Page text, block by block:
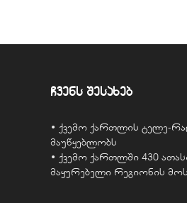
ჩვენს შესახებ
• ქვემო ქართლის ტელე-
მაუწყებლობს
• ქვემო ქართლში 430
მაყურებელი რეგიონის